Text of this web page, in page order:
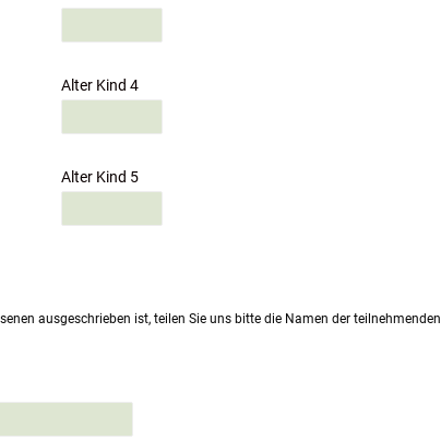
Alter Kind 4
Alter Kind 5
ausgeschrieben ist, teilen Sie uns bitte die Namen der teilnehmenden